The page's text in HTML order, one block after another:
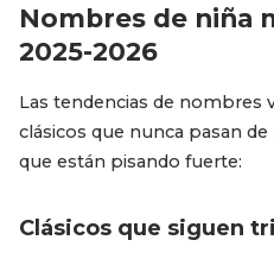
Nombres de niña
2025-2026
Las tendencias de nombres
clásicos que nunca pasan
que están pisando fuerte:
Clásicos que siguen